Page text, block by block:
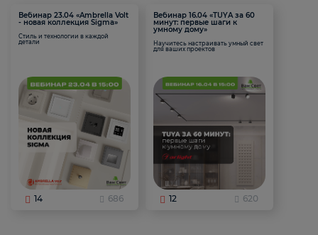
Вебинар 23.04 «Ambrella Volt
- новая коллекция Sigma»
Стиль и технологии в каждой
детали
14 686
Вебинар 16.04 «TUYA за 60
минут: первые шаги к
умному дому»
Научитесь настраивать умный свет
для ваших проектов
12 620